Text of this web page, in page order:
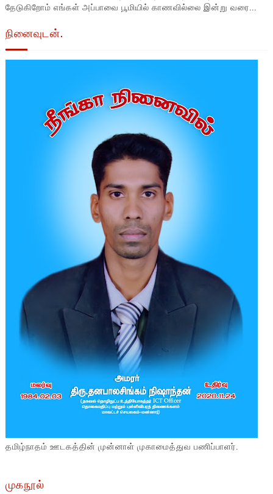
தேடுகிறோம் எங்கள் அப்பாவை பூமியில் காணவில்லை இன்று வரை...
நினைவுடன்.
தமிழ்நாதம் ஊடகத்தின் முன்னாள் முகாமைத்துவ பணிப்பாளர்.
முகநூல்